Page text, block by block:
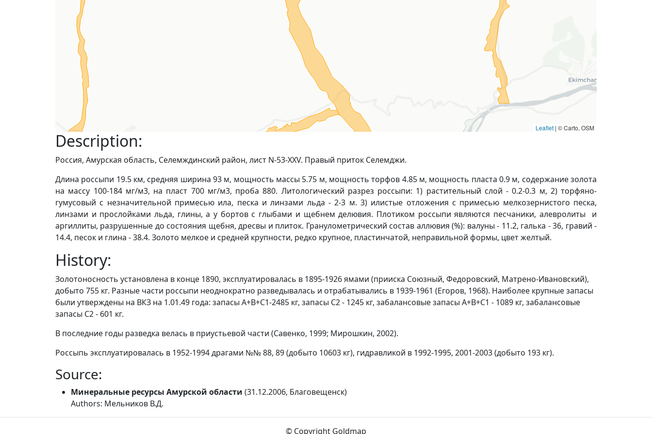
Leaflet | © Carto, OSM
Description:
Россия, Амурская область, Селемждинский район, лист N-53-XXV. Правый приток Селемджи.
Длина россыпи 19.5 км, средняя ширина 93 м, мощность массы 5.75 м, мощность торфов 4.85 м, мощность пласта 0.9 м, содержание золота
на массу 100-184 мг/м3, на пласт 700 мг/м3, проба 880. Литологический разрез россыпи: 1) растительный слой - 0.2-0.3 м, 2) торфяно-
гумусовый с незначительной примесью ила, песка и линзами льда - 2-3 м. 3) илистые отложения с примесью мелкозернистого песка,
линзами и прослойками льда, глины, а у бортов с глыбами и щебнем делювия. Плотиком россыпи являются песчаники, алевролиты и
аргиллиты, разрушенные до состояния щебня, дресвы и плиток. Гранулометрический состав аллювия (%): валуны - 11.2, галька - 36, гравий -
14.4, песок и глина - 38.4. Золото мелкое и средней крупности, редко крупное, пластинчатой, неправильной формы, цвет желтый.
History:
Золотоносность установлена в конце 1890, эксплуатировалась в 1895-1926 ямами (прииска Союзный, Федоровский, Матрено-Ивановский),
добыто 755 кг. Разные части россыпи неоднократно разведывалась и отрабатывались в 1939-1961 (Егоров, 1968). Наиболее крупные запасы
были утверждены на ВКЗ на 1.01.49 года: запасы А+В+С1-2485 кг, запасы С2 - 1245 кг, забалансовые запасы А+В+С1 - 1089 кг, забалансовые
запасы С2 - 601 кг.
В последние годы разведка велась в приустьевой части (Савенко, 1999; Мирошкин, 2002).
Россыпь эксплуатировалась в 1952-1994 драгами №№ 88, 89 (добыто 10603 кг), гидравликой в 1992-1995, 2001-2003 (добыто 193 кг).
Source:
Минеральные ресурсы Амурской области (31.12.2006, Благовещенск)
Authors: Мельников В.Д.
© Copyright Goldmap